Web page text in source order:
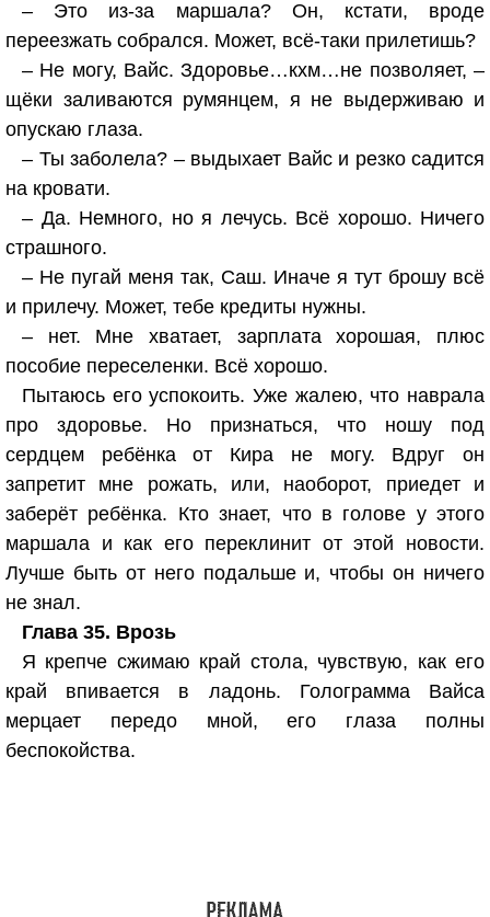
– Это из-за маршала? Он, кстати, вроде
переезжать собрался. Может, всё-таки прилетишь?
– Не могу, Вайс. Здоровье…кхм…не позволяет, –
щёки заливаются румянцем, я не выдерживаю и
опускаю глаза.
– Ты заболела? – выдыхает Вайс и резко садится
на кровати.
– Да. Немного, но я лечусь. Всё хорошо. Ничего
страшного.
– Не пугай меня так, Саш. Иначе я тут брошу всё
и прилечу. Может, тебе кредиты нужны.
– нет. Мне хватает, зарплата хорошая, плюс
пособие переселенки. Всё хорошо.
Пытаюсь его успокоить. Уже жалею, что наврала
про здоровье. Но признаться, что ношу под
сердцем ребёнка от Кира не могу. Вдруг он
запретит мне рожать, или, наоборот, приедет и
заберёт ребёнка. Кто знает, что в голове у этого
маршала и как его переклинит от этой новости.
Лучше быть от него подальше и, чтобы он ничего
не знал.
Глава 35. Врозь
Я крепче сжимаю край стола, чувствую, как его
край впивается в ладонь. Голограмма Вайса
мерцает передо мной, его глаза полны
беспокойства.